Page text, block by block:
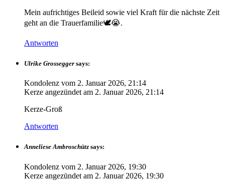
Mein aufrichtiges Beileid sowie viel Kraft für die nächste Zeit
geht an die Trauerfamilie🕊😭.
Antworten
Ulrike Grossegger says:
Kondolenz vom 2. Januar 2026, 21:14
Kerze angezündet am 2. Januar 2026, 21:14
Kerze-Groß
Antworten
Anneliese Ambroschütz says:
Kondolenz vom 2. Januar 2026, 19:30
Kerze angezündet am 2. Januar 2026, 19:30